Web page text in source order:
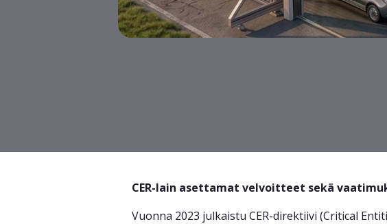
CER-lain asettamat velvoitteet sekä
Vuonna 2023 julkaistu CER-direktiivi (Critical